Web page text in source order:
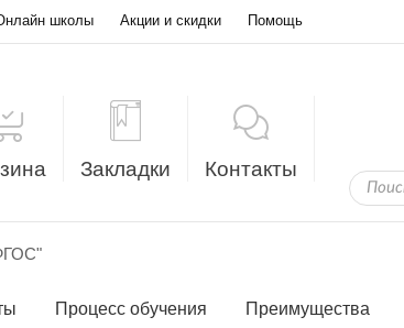
школы Акции и скидки Помощь
Закладки Контакты
Процесс обучения Преимущества